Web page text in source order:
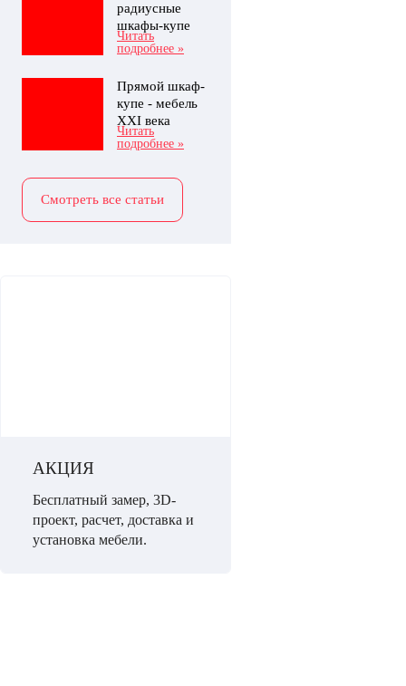
радиусные
шкафы-купе
Читать
подробнее »
Прямой шкаф-
купе - мебель
XXI века
Читать
подробнее »
Смотреть все статьи
АКЦИЯ
Бесплатный замер, 3D-
проект, расчет, доставка и
установка мебели.